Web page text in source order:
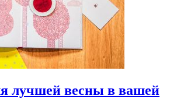
лучшей весны в вашей